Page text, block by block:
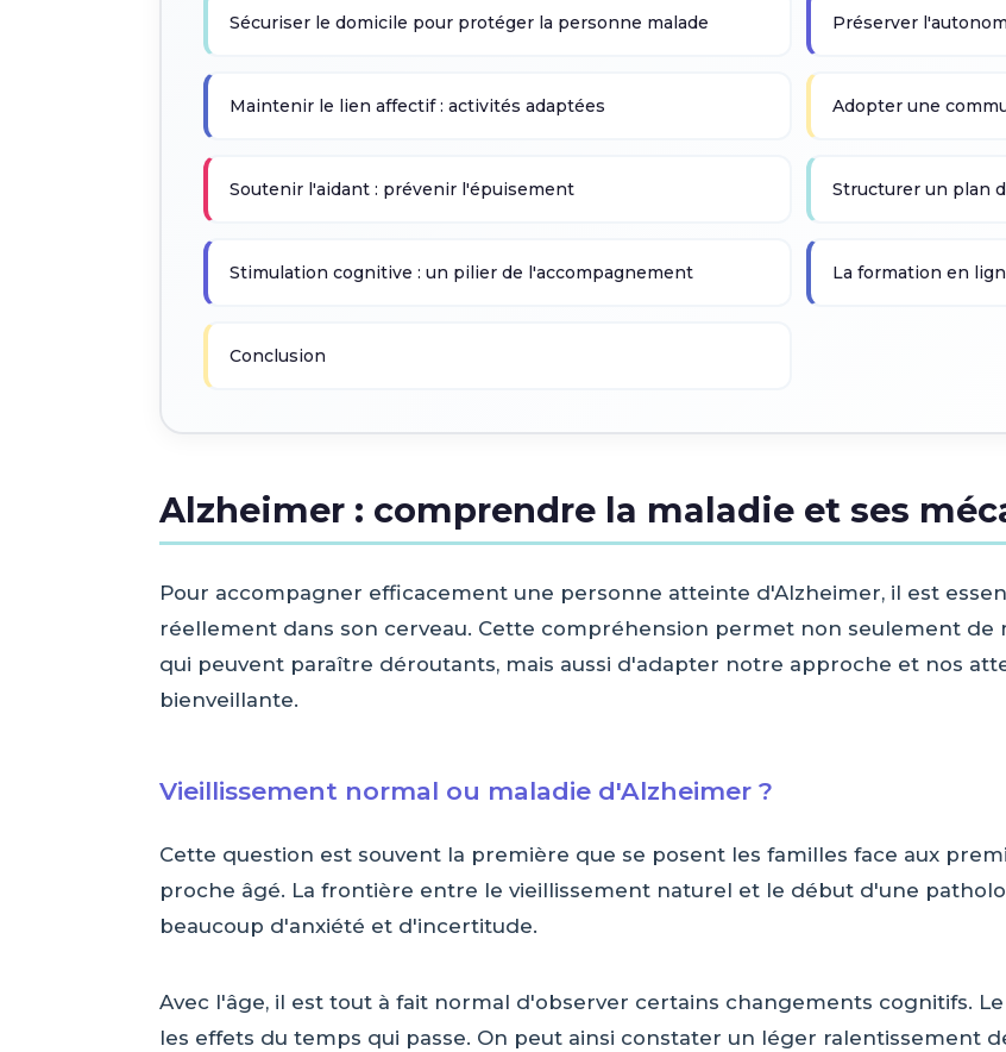
Sécuriser le domicile pour protéger la personne malade Préserver
Maintenir le lien affectif : activités adaptées Adopter une
Soutenir l'aidant : prévenir l'épuisement Structurer un plan
Stimulation cognitive : un pilier de l'accompagnement La formation en
Conclusion
Alzheimer : comprendre la maladie et ses
Pour accompagner efficacement une personne atteinte d'Alzheimer, il est
réellement dans son cerveau. Cette compréhension permet non seulement
qui peuvent paraître déroutants, mais aussi d'adapter notre approche et nos
bienveillante.
Vieillissement normal ou maladie d'Alzheimer ?
Cette question est souvent la première que se posent les familles face aux
proche âgé. La frontière entre le vieillissement naturel et le début d'une
beaucoup d'anxiété et d'incertitude.
Avec l'âge, il est tout à fait normal d'observer certains changements cognitifs.
les effets du temps qui passe. On peut ainsi constater un léger ralentissement